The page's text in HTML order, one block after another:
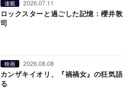
連載 2026.07.11
ロックスターと過ごした記憶：櫻井敦
司
映画 2026.08.08
カンザキイオリ、『禍禍女』の狂気語
る